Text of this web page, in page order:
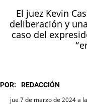
El juez Kevin
deliberación y
caso del
POR: REDACCIÓN
jue 7 de marzo de 2024 a